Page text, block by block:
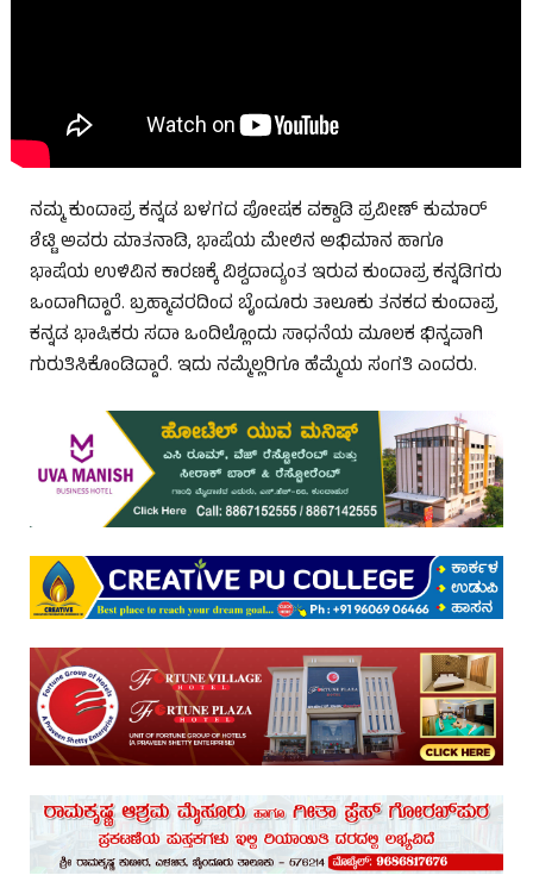
ನಮ್ಮ ಕುಂದಾಪ್ರ ಕನ್ನಡ ಬಳಗದ ಪೋಷಕ ವಕ್ವಾಡಿ ಪ್ರವೀಣ್ ಕುಮಾರ್
ಶೆಟ್ಟಿ ಅವರು ಮಾತನಾಡಿ, ಭಾಷೆಯ ಮೇಲಿನ ಅಭಿಮಾನ ಹಾಗೂ
ಭಾಷೆಯ ಉಳಿವಿನ ಕಾರಣಕ್ಕೆ ವಿಶ್ವದಾದ್ಯಂತ ಇರುವ ಕುಂದಾಪ್ರ ಕನ್ನಡಿಗರು
ಒಂದಾಗಿದ್ದಾರೆ. ಬ್ರಹ್ಮಾವರದಿಂದ ಬೈಂದೂರು ತಾಲೂಕು ತನಕದ ಕುಂದಾಪ್ರ
ಕನ್ನಡ ಭಾಷಿಕರು ಸದಾ ಒಂದಿಲ್ಲೊಂದು ಸಾಧನೆಯ ಮೂಲಕ ಭಿನ್ನವಾಗಿ
ಗುರುತಿಸಿಕೊಂಡಿದ್ದಾರೆ. ಇದು ನಮ್ಮೆಲ್ಲರಿಗೂ ಹೆಮ್ಮೆಯ ಸಂಗತಿ ಎಂದರು.